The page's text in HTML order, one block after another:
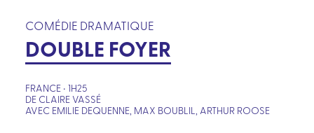
COMÉDIE DRAMATIQUE
DOUBLE FOYER
FRANCE • 1H25
DE CLAIRE VASSÉ
AVEC EMILIE DEQUENNE, MAX BOUBLIL, ARTHUR ROOSE